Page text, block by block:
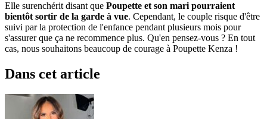
Elle surenchérit disant que Poupette et son mari pourraient
bientôt sortir de la garde à vue. Cependant, le couple risque d'être
suivi par la protection de l'enfance pendant plusieurs mois pour
s'assurer que ça ne recommence plus. Qu'en pensez-vous ? En tout
cas, nous souhaitons beaucoup de courage à Poupette Kenza !
Dans cet article